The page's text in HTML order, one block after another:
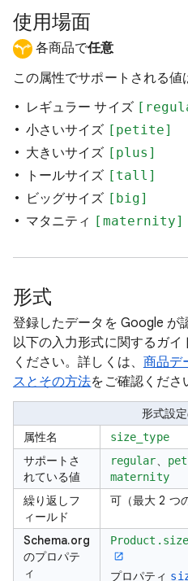
使用場面
各商品で任意
この属性でサポートされる値
レギュラー サイズ
小さいサイズ [petite]
大きいサイズ [plus]
トールサイズ [tall]
ビッグサイズ [big]
マタニティ [maternity]
形式
登録したデータを Google が
以下の入力形式に関するガ
ください。詳しくは、 商品デ
スとその方法をご確認くださ
形式設
属性名
size_type
サポートさ
れている値
regular、
maternity
繰り返しフ
ィールド
可（最大 2 つ
Schema.org
のプロパテ
ィ
Product.size
プロパティ